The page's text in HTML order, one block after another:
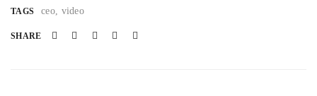
TAGS ceo video
SHARE